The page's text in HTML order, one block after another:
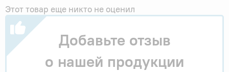
Этот товар еще никто не оценил
Добавьте отзыв
о нашей продукции